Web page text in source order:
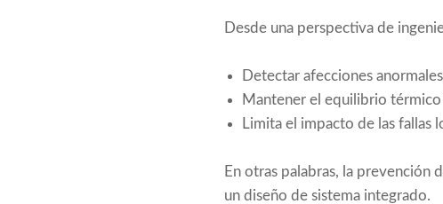
Desde una perspectiva de
Detectar afecciones
Mantener el equilibrio
Limita el impacto de las fallas
En otras palabras, la prevención
un diseño de sistema integrado.